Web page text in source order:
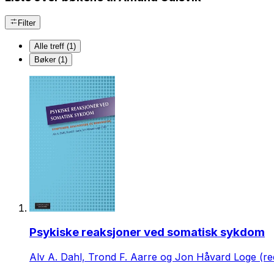
Filter
Alle treff (1)
Bøker (1)
Psykiske reaksjoner ved somatisk sykdom
Alv A. Dahl, Trond F. Aarre og Jon Håvard Loge